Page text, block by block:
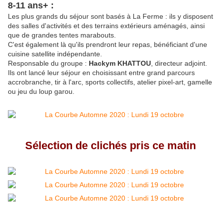
8-11 ans+ :
Les plus grands du séjour sont basés à La Ferme : ils y disposent
des salles d'activités et des terrains extérieurs aménagés, ainsi
que de grandes tentes marabouts.
C'est également là qu'ils prendront leur repas, bénéficiant d'une
cuisine satellite indépendante.
Responsable du groupe : Hackym KHATTOU , directeur adjoint.
Ils ont lancé leur séjour en choisissant entre grand parcours
accrobranche, tir à l'arc, sports collectifs, atelier pixel-art, gamelle
ou jeu du loup garou.
Sélection de clichés pris ce matin